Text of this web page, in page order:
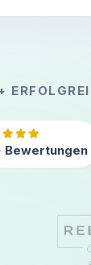
Bewertungen